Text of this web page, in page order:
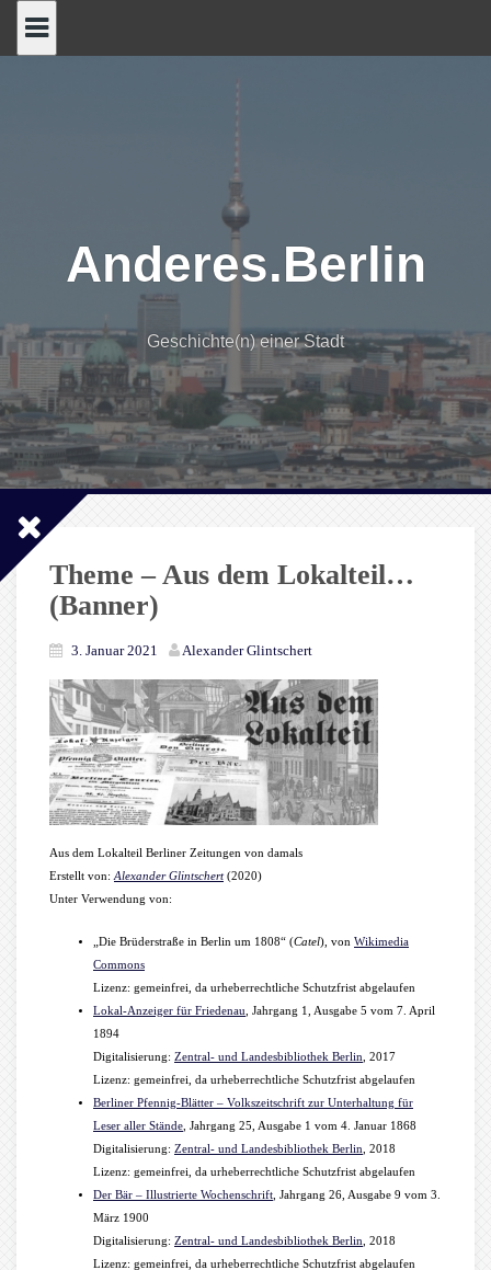
Anderes.Berlin
Geschichte(n) einer Stadt
Theme – Aus dem Lokalteil…
(Banner)
3. Januar 2021 Alexander Glintschert
Aus dem Lokalteil Berliner Zeitungen von damals
Erstellt von: Alexander Glintschert(2020)
Unter Verwendung von:
„Die Brüderstraße in Berlin um 1808“ (Catel), von Wikimedia
Commons
Lizenz: gemeinfrei, da urheberrechtliche Schutzfrist abgelaufen
Lokal-Anzeiger für Friedenau , Jahrgang 1, Ausgabe 5 vom 7. April
1894
Digitalisierung: Zentral- und Landesbibliothek Berlin , 2017
Lizenz: gemeinfrei, da urheberrechtliche Schutzfrist abgelaufen
Berliner Pfennig-Blätter – Volkszeitschrift zur Unterhaltung für
Leser aller Stände , Jahrgang 25, Ausgabe 1 vom 4. Januar 1868
Digitalisierung: Zentral- und Landesbibliothek Berlin , 2018
Lizenz: gemeinfrei, da urheberrechtliche Schutzfrist abgelaufen
Der Bär – Illustrierte Wochenschrift , Jahrgang 26, Ausgabe 9 vom 3.
März 1900
Digitalisierung: Zentral- und Landesbibliothek Berlin , 2018
Lizenz: gemeinfrei, da urheberrechtliche Schutzfrist abgelaufen